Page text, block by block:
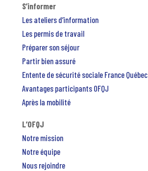
S’informer
Les ateliers d’information
Les permis de travail
Préparer son séjour
Partir bien assuré
Entente de sécurité sociale France Québec
Avantages participants OFQJ
Après la mobilité
L’OFQJ
Notre mission
Notre équipe
Nous rejoindre